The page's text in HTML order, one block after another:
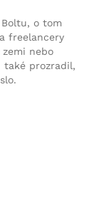
o tom
freelancery
nebo
také prozradil,